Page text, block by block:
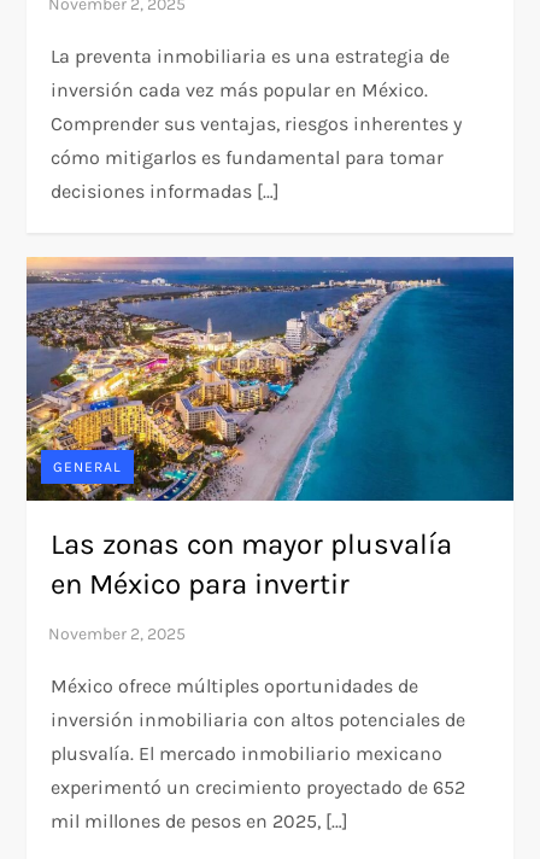
La preventa inmobiliaria es una estrategia de
inversión cada vez más popular en México.
Comprender sus ventajas, riesgos inherentes y
cómo mitigarlos es fundamental para tomar
decisiones informadas […]
GENERAL
Las zonas con mayor plusvalía
en México para invertir
México ofrece múltiples oportunidades de
inversión inmobiliaria con altos potenciales de
plusvalía. El mercado inmobiliario mexicano
experimentó un crecimiento proyectado de 652
mil millones de pesos en 2025, […]